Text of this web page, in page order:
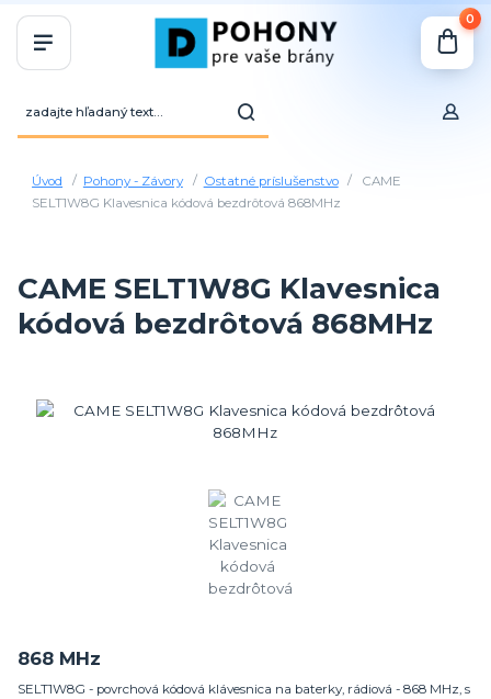
0
Úvod Pohony - Závory Ostatné príslušenstvo
CAME
SELT1W8G Klavesnica kódová bezdrôtová 868MHz
CAME SELT1W8G Klavesnica
kódová bezdrôtová 868MHz
868 MHz
SELT1W8G - povrchová kódová klávesnica na baterky, rádiová - 868 MHz, s